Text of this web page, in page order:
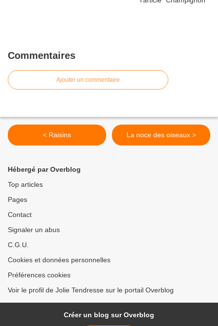
Commentaires
Ajouter un commentaire
< Raisins La noce des oiseaux >
Hébergé par Overblog
Top articles
Pages
Contact
Signaler un abus
C.G.U.
Cookies et données personnelles
Préférences cookies
Voir le profil de Jolie Tendresse sur le portail Overblog
Créer un blog sur Overblog